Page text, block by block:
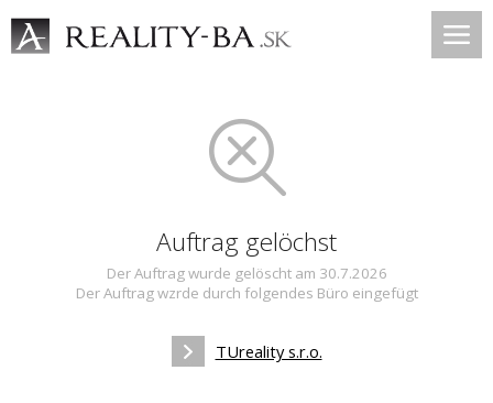
Auftrag gelöchst
Der Auftrag wurde gelöscht am 30.7.2026
Der Auftrag wzrde durch folgendes Büro eingefügt
TUreality s.r.o.